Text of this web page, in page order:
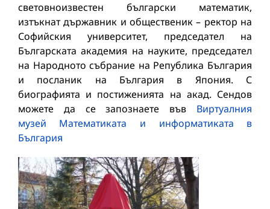
световноизвестен български математик,
изтъкнат държавник и общественик – ректор на
Софийския университет, председател на
Българската академия на науките, председател
на Народното събрание на Република България
и посланик на България в Япония. С
биографията и постиженията на акад. Сендов
можете да се запознаете във Виртуалния
музей Математиката и информатиката в
България